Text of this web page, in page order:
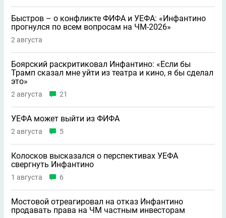
Быстров – о конфликте ФИФА и УЕФА: «Инфантино
прогнулся по всем вопросам на ЧМ-2026»
2 августа
Боярский раскритиковал Инфантино: «Если бы
Трамп сказал мне уйти из театра и кино, я бы сделал
это»
2 августа 21
УЕФА может выйти из ФИФА
2 августа 5
Колосков высказался о перспективах УЕФА
свергнуть Инфантино
1 августа 6
Мостовой отреагировал на отказ Инфантино
продавать права на ЧМ частным инвесторам